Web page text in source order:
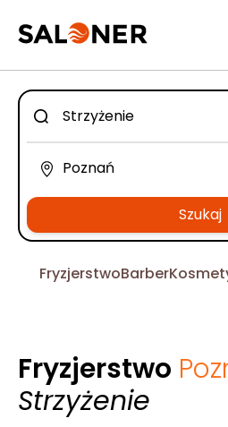
Szukaj
FryzjerstwoBarber
Fryzjerstwo
Strzyżenie